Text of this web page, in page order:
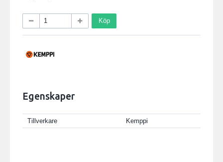
Köp
Egenskaper
Tillverkare Kemppi